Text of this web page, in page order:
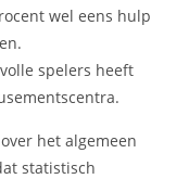
wel eens hulp
spelers heeft
het algemeen
statistisch